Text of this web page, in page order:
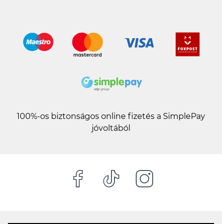
100%-os biztonságos online fizetés a SimplePay
jóvoltából